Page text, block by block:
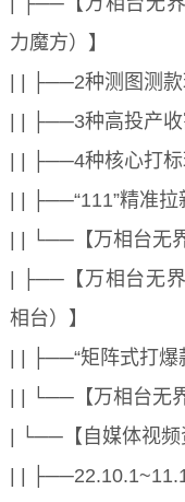
力魔方）】
| | ├──2种测图测款
| | ├──3种高投产收
| | ├──4种核心打标
| | ├──“111”精准拉
| | └──【万相台无
| ├──【万相台无
相台）】
| | ├──“矩阵式打爆
| | └──【万相台无
| └──【自媒体视频
| |